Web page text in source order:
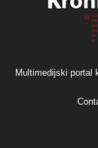
Multimedijski portal